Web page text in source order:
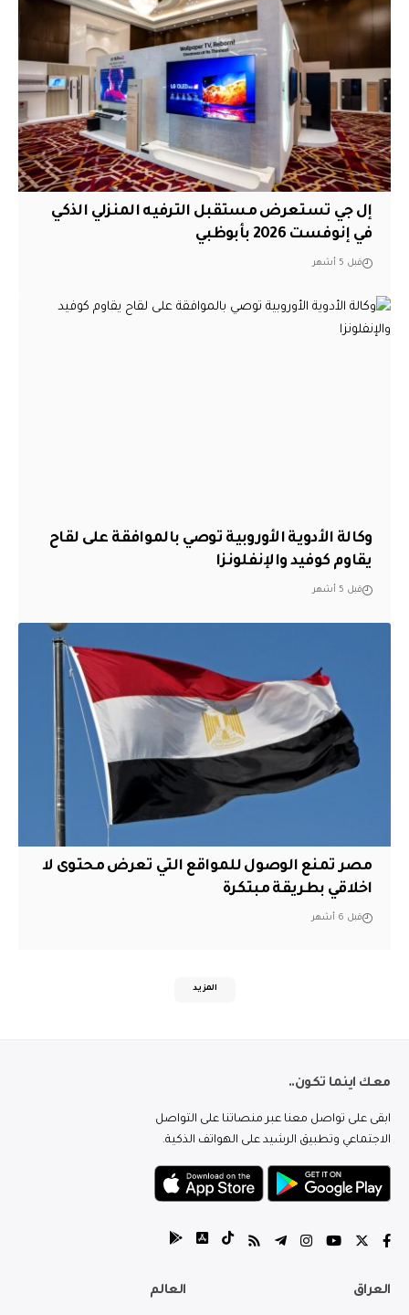
إل جي تستعرض مستقبل الترفيه المنزلي الذكي
في إنوفست 2026 بأبوظبي
قبل 5 أشهر
وكالة الأدوية الأوروبية توصي بالموافقة على لقاح
يقاوم كوفيد والإنفلونزا
قبل 5 أشهر
مصر تمنع الوصول للمواقع التي تعرض محتوى لا
اخلاقي بطريقة مبتكرة
قبل 6 أشهر
المزيد
معك اينما تكون..
ابقى على تواصل معنا عبر منصاتنا على التواصل
الاجتماعي وتطبيق الرشيد على الهواتف الذكية.
العراق العالم